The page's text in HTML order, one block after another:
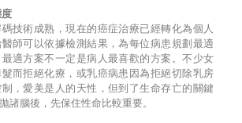
技術成熟，現在的癌症治療已經轉化為個人
師可以依據檢測結果，為每位病患規劃最適
適方案不一定是病人最喜歡的方案。不少女
而拒絕化療，或乳癌病患因為拒絕切除乳房
，愛美是人的天性，但到了生命存亡的關鍵
諸腦後，先保住性命比較重要。